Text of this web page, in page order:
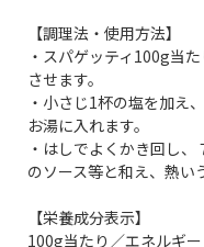
【調理法・使用方法】
・スパゲッティ100g当
させます。
・小さじ1杯の塩を加え
お湯に入れます。
・はしでよくかき回し
のソース等と和え、熱い
【栄養成分表示】
100g当たり／エネルギ